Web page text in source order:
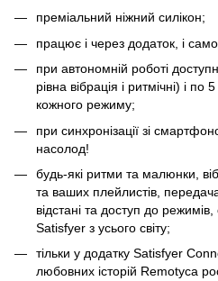
преміальний ніжний силікон;
працює і через додаток, і
при автономній роботі
рівна вібрація і ритмічні) і по
кожного режиму;
при синхронізації зі
насолод!
будь-які ритми та малюнки,
та ваших плейлистів,
відстані та доступ до
Satisfyer з усього світу;
тільки у додатку Satisfyer
любовних історій Remotyca